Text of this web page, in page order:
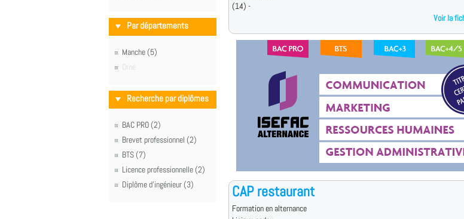
Par départements
Manche (5)
Orne
Recherche par diplômes
BAC PRO (2)
Brevet professionnel (2)
BTS (7)
Licence professionnelle (2)
Diplôme d'ingénieur (3)
(14) -
Voir la
CAP restaurant
Formation en alternance